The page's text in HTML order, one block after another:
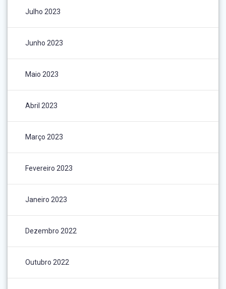
Julho 2023
Junho 2023
Maio 2023
Abril 2023
Março 2023
Fevereiro 2023
Janeiro 2023
Dezembro 2022
Outubro 2022